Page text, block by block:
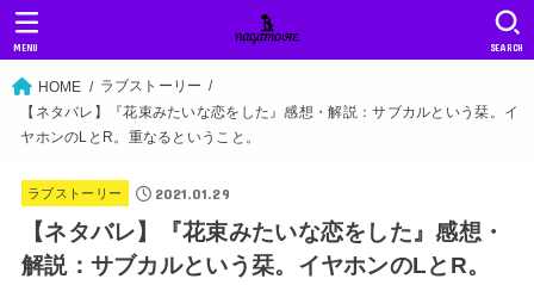
SEARCH
MENU
HOME
ラブストーリー
【ネタバレ】『花束みたいな恋をした』感想・解説：サブカルという栞。イ
ヤホンのLとR。重なるということ。
ラブストーリー 2021.01.29
【ネタバレ】『花束みたいな恋をした』感想・
解説：サブカルという栞。イヤホンのLとR。